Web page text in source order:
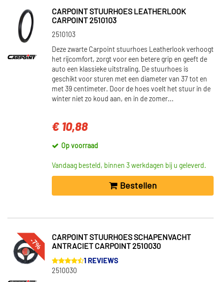
CARPOINT STUURHOES LEATHERLOOK
CARPOINT 2510103
2510103
Deze zwarte Carpoint stuurhoes Leatherlook verhoogt
het rijcomfort, zorgt voor een betere grip en geeft de
auto een klassieke uitstraling. De stuurhoes is
geschikt voor sturen met een diameter van 37 tot en
met 39 centimeter. Door de hoes voelt het stuur in de
winter niet zo koud aan, en in de zomer...
€ 10,88
Op voorraad
Vandaag besteld, binnen 3 werkdagen bij u geleverd.
Bestellen
-7%
CARPOINT STUURHOES SCHAPENVACHT
ANTRACIET CARPOINT 2510030
1 REVIEWS
2510030